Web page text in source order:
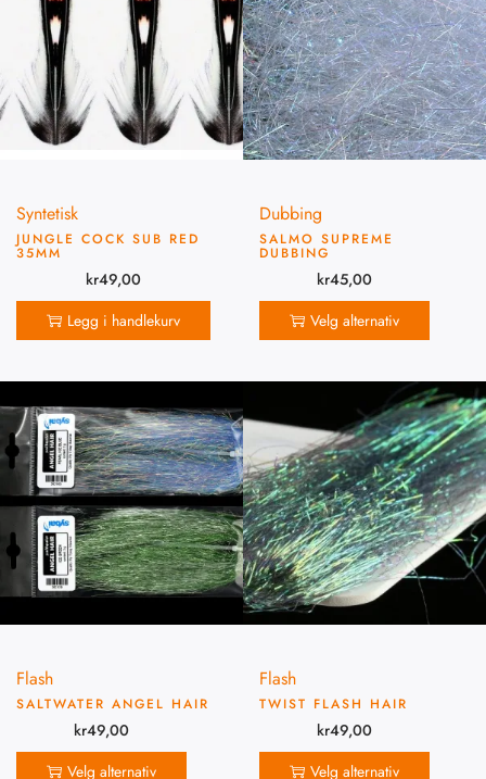
Syntetisk
JUNGLE COCK SUB RED
35MM
kr49,00
Legg i handlekurv
Dubbing
SALMO SUPREME
DUBBING
kr45,00
Velg alternativ
Flash
SALTWATER ANGEL HAIR
kr49,00
Velg alternativ
Flash
TWIST FLASH HAIR
kr49,00
Velg alternativ